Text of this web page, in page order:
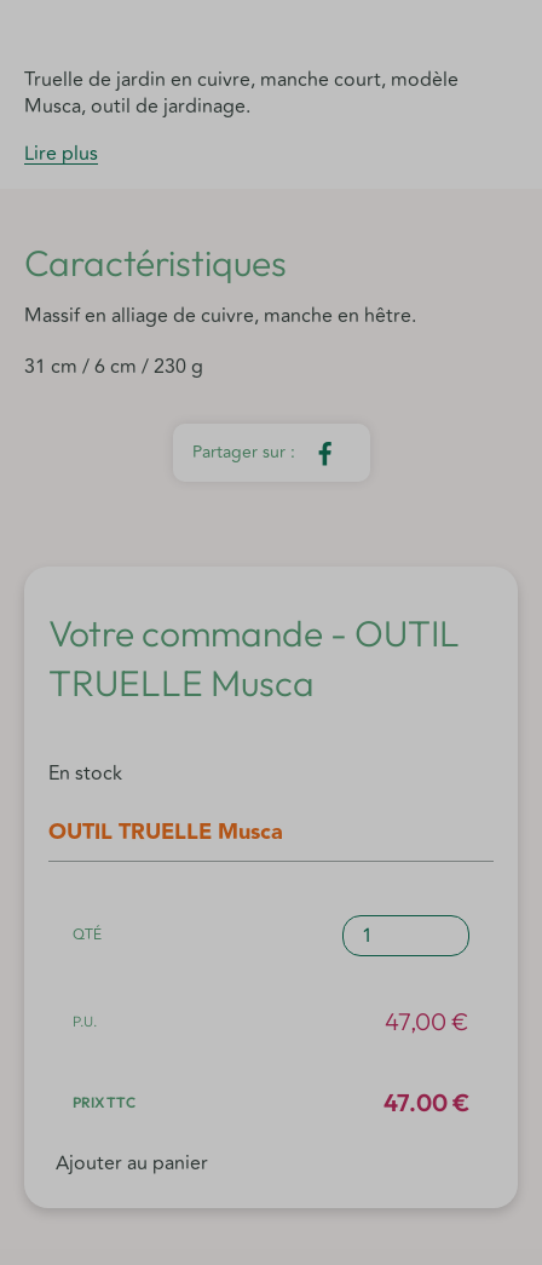
Truelle de jardin en cuivre, manche court, modèle
Musca, outil de jardinage.
Lire plus
Caractéristiques
Massif en alliage de cuivre, manche en hêtre.
31 cm / 6 cm / 230 g
Votre commande - OUTIL
TRUELLE Musca
En stock
OUTIL TRUELLE Musca
quantité
de
TRUELLE
Musca47,00 €
47.00 €
Ajouter au panier